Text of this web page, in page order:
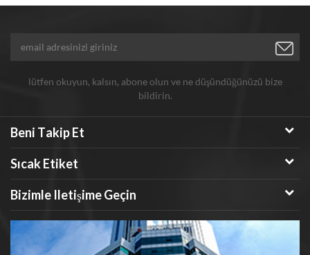
lütfen okuyun, kalsın, abone olun ve ne düşündüğünüzü bize
bildirin.
Beni Takip Et
Sıcak Etiket
Bizimle Iletişime Geçin